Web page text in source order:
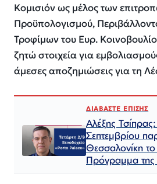
Κομισιόν ως μέλος των
Προϋπολογισμού,
Τροφίμων του Ευρ.
ζητώ στοιχεία για
άμεσες αποζημιώσεις για τη
ΔΙΑΒΑΣΤΕ ΕΠΙΣΗΣ
Αλέξης Τσίπρας:
Σεπτεμβρίου
Θεσσαλονίκη
Πρόγραμμα